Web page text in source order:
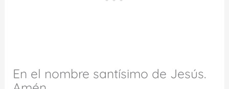
En el nombre santísimo de Jesús.